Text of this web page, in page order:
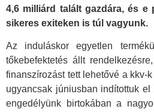
4,6 milliárd talált gazdára, és e
sikeres exiteken is túl vagyunk.
Az induláskor egyetlen
tőkebefektetés állt
finanszírozást tett lehetővé a kkv-
ugyancsak júniusban indítottuk
engedélyünk birtokában a